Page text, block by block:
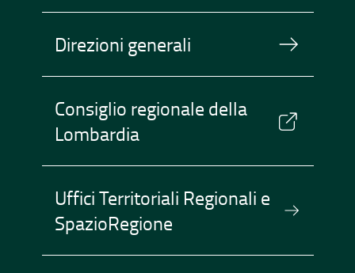
Direzioni generali
Consiglio regionale della
Lombardia
Uffici Territoriali Regionali e
SpazioRegione